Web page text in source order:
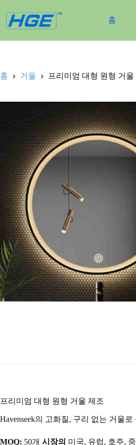
용
홈
홈 거울 프리미엄 대형 원형 거울
프리미엄 대형 원형 거울 제조
Havenseek의 고화질, 구리 없는 거울
MOQ: 50개 시장의 미국, 유럽, 호주,